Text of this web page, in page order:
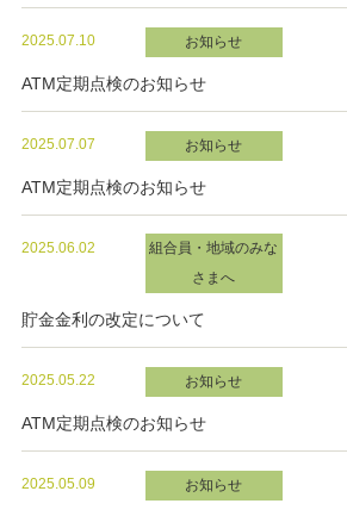
2025.07.10 お知らせ
ATM定期点検のお知らせ
2025.07.07 お知らせ
ATM定期点検のお知らせ
2025.06.02
組合員・地域のみな
さまへ
貯金金利の改定について
2025.05.22 お知らせ
ATM定期点検のお知らせ
2025.05.09 お知らせ